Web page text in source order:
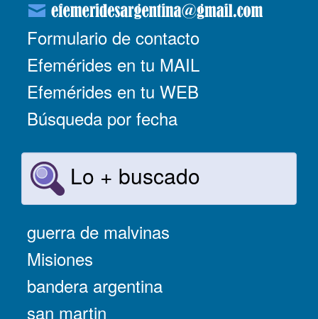
Formulario de contacto
Efemérides en tu MAIL
Efemérides en tu WEB
Búsqueda por fecha
Lo + buscado
guerra de malvinas
Misiones
bandera argentina
san martin